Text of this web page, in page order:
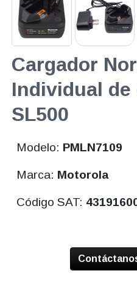
Cargador
Individual
SL500
Modelo: PMLN7109
Marca: Motorola
Código SAT: